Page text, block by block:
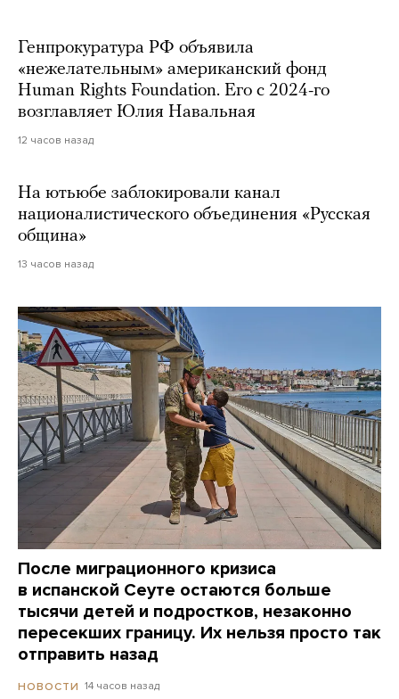
Генпрокуратура РФ объявила
«нежелательным» американский фонд
Human Rights Foundation. Его с 2024-го
возглавляет Юлия Навальная
12 часов назад
На ютьюбе заблокировали канал
националистического объединения «Русская
община»
13 часов назад
После миграционного кризиса
в испанской Сеуте остаются больше
тысячи детей и подростков, незаконно
пересекших границу. Их нельзя просто так
отправить назад
НОВОСТИ 14 часов назад